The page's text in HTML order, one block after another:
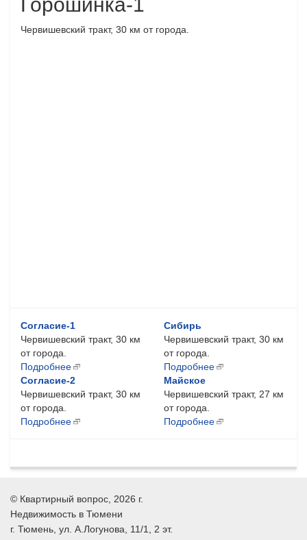
Червишевский тракт, 30 км от города.
Согласие-1
Червишевский тракт, 30 км
от города.
Подробнее
Сибирь
Червишевский тракт, 30 км
от города.
Подробнее
Согласие-2
Червишевский тракт, 30 км
от города.
Подробнее
Майское
Червишевский тракт, 27 км
от города.
Подробнее
© Квартирный вопрос , 2026 г.
Недвижимость в Тюмени
г. Тюмень , ул. А.Логунова, 11/1, 2 эт.